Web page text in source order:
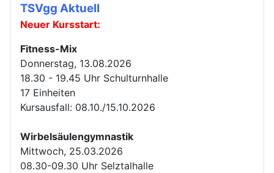
TSVgg Aktuell
Neuer Kursstart:
Fitness-Mix
Donnerstag, 13.08.2026
18.30 - 19.45 Uhr Schulturnhalle
17 Einheiten
Kursausfall: 08.10./15.10.2026
Wirbelsäulengymnastik
Mittwoch, 25.03.2026
08.30-09.30 Uhr Selztalhalle